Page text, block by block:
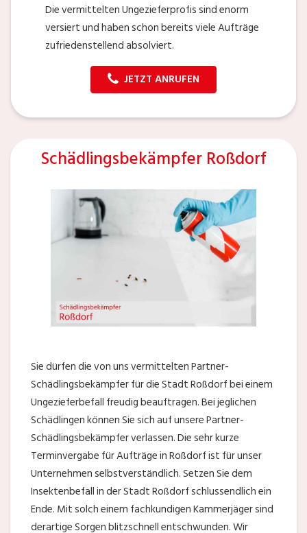
Die vermittelten Ungezieferprofis sind enorm
versiert und haben schon bereits viele Aufträge
zufriedenstellend absolviert.
JETZT ANRUFEN
Schädlingsbekämpfer Roßdorf
Sie dürfen die von uns vermittelten Partner-
Schädlingsbekämpfer für die Stadt Roßdorf bei einem
Ungezieferbefall freudig beauftragen. Bei jeglichen
Schädlingen können Sie sich auf unsere Partner-
Schädlingsbekämpfer verlassen. Die sehr kurze
Terminvergabe für Aufträge in Roßdorf ist für unser
Unternehmen selbstverständlich. Setzen Sie dem
Insektenbefall in der Stadt Roßdorf schlussendlich ein
Ende. Mit solch einem fachkundigen Kammerjäger sind
derartige Sorgen blitzschnell entschwunden. Wir